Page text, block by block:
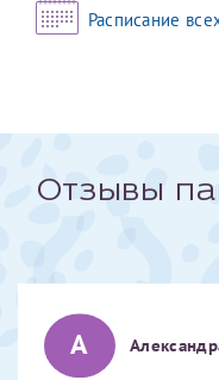
Расписание
Отзывы
А
Отчество*
налогоплательщик,
налогоплательщика
За год/годы
2022